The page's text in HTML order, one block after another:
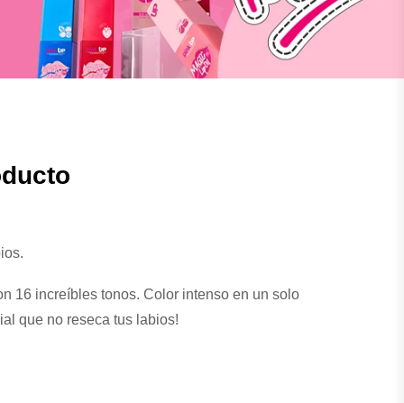
16 increíbles tonos. Color intenso en un solo
que no reseca tus labios!